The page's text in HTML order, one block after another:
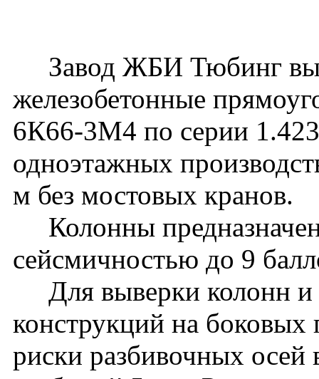
Завод ЖБИ Тюбинг
железобетонные
6К66-3М4 по серии
одноэтажных
м без мостовых кранов.
Колонны
сейсмичностью до 9
Для выверки колонн
конструкций на боковых
риски разбивочных осей